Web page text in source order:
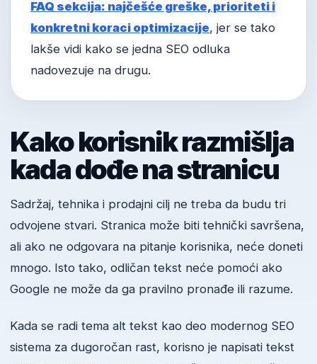
FAQ sekcija: najčešće greške, prioriteti i
konkretni koraci optimizacije, jer se tako
lakše vidi kako se jedna SEO odluka
nadovezuje na drugu.
Kako korisnik razmišlja
kada dođe na stranicu
Sadržaj, tehnika i prodajni cilj ne treba da budu tri
odvojene stvari. Stranica može biti tehnički savršena,
ali ako ne odgovara na pitanje korisnika, neće doneti
mnogo. Isto tako, odličan tekst neće pomoći ako
Google ne može da ga pravilno pronađe ili razume.
Kada se radi tema alt tekst kao deo modernog SEO
sistema za dugoročan rast, korisno je napisati tekst